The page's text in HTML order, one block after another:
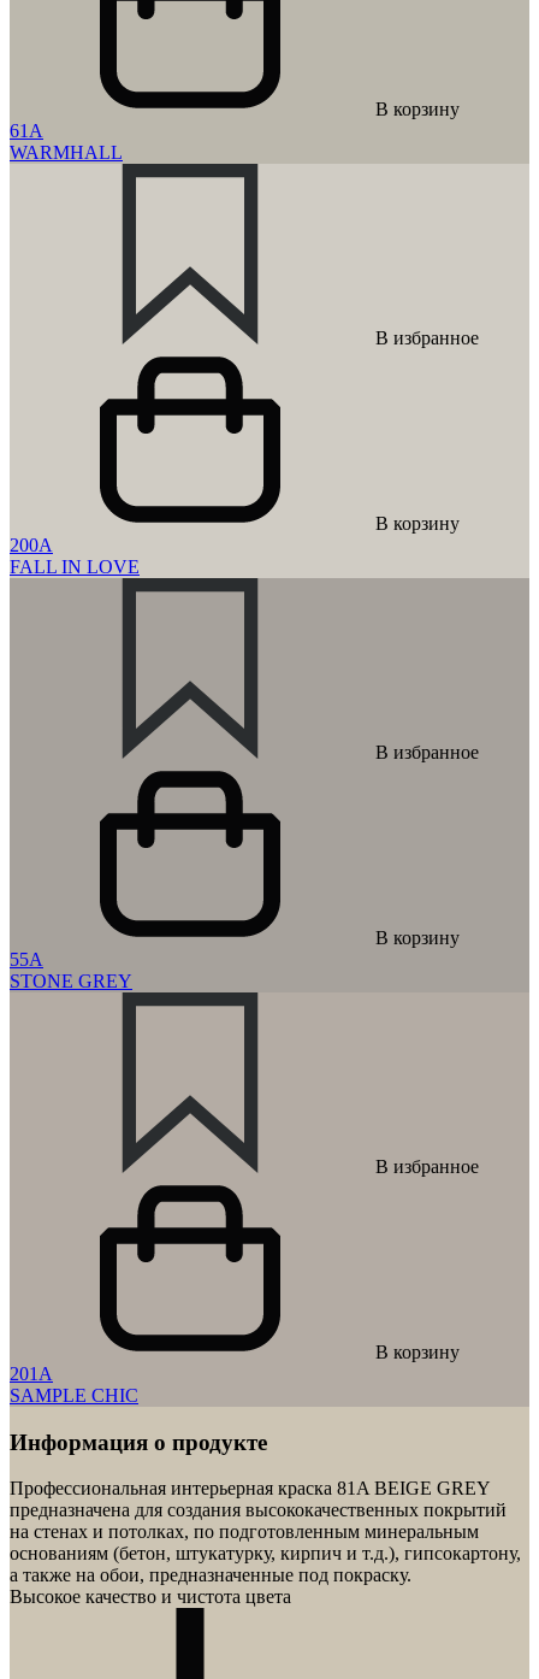
В корзину
61A
WARMHALL
В избранное
В корзину
200A
FALL IN LOVE
В избранное
В корзину
55A
STONE GREY
В избранное
В корзину
201A
SAMPLE CHIC
Информация о продукте
Профессиональная интерьерная краска 81A BEIGE GREY
предназначена для создания высококачественных покрытий
на стенах и потолках, по подготовленным минеральным
основаниям (бетон, штукатурку, кирпич и т.д.), гипсокартону,
а также на обои, предназначенные под покраску.
Высокое качество и чистота цвета